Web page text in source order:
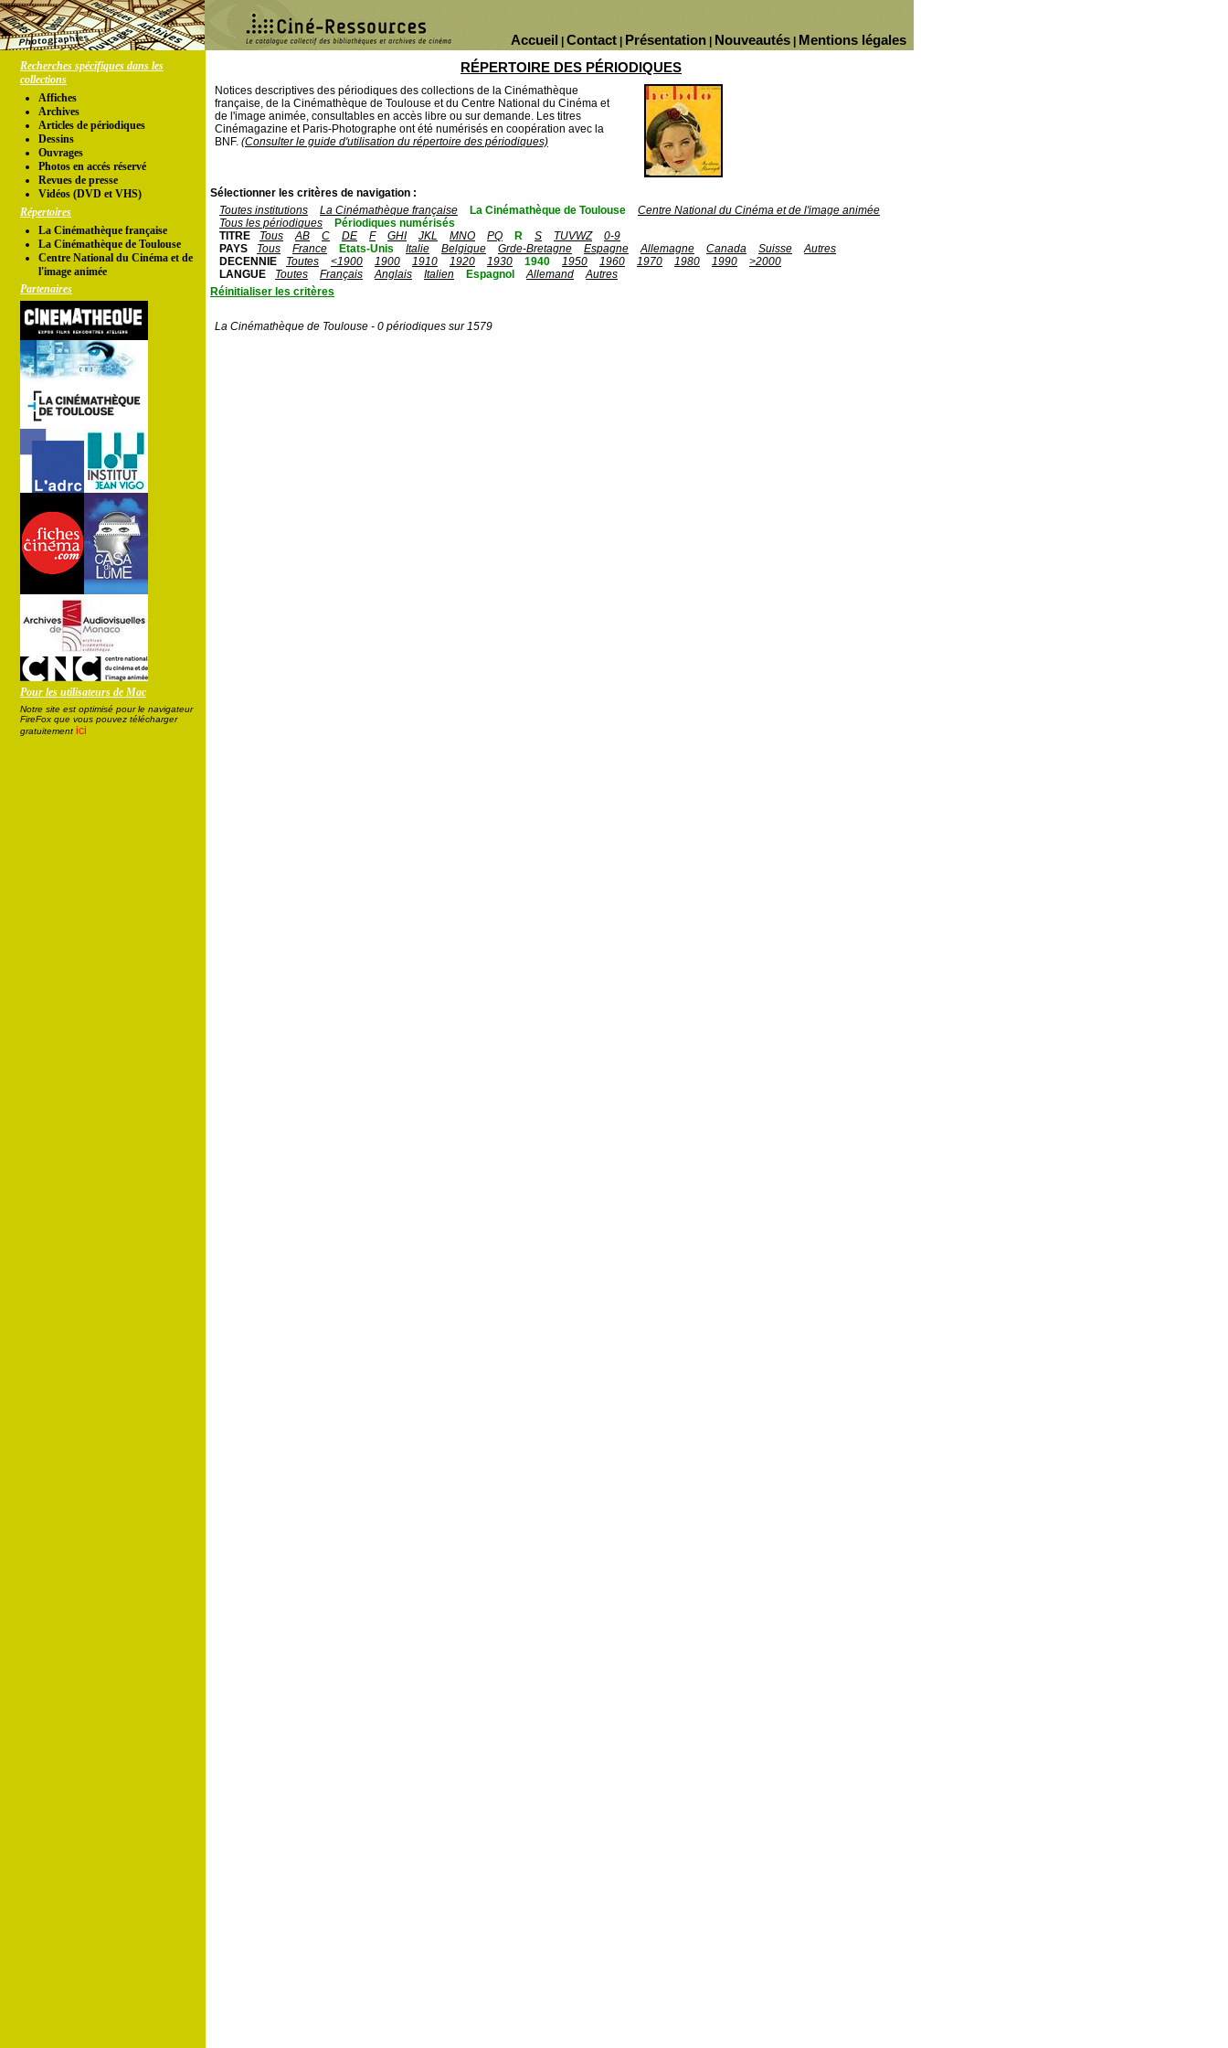
Mentions légales
Nouveautés
Présentation
Contact
Accueil
Recherches spécifiques dans les
collections
Affiches
Archives
Articles de périodiques
Dessins
Ouvrages
Photos en accés réservé
Revues de presse
Vidéos (DVD et VHS)
Répertoires
La Cinémathèque française
La Cinémathèque de Toulouse
Centre National du Cinéma et de
l'image animée
Partenaires
Pour les utilisateurs de Mac
Notre site est optimisé pour le navigateur
FireFox que vous pouvez télécharger
gratuitement ici
RÉPERTOIRE DES PÉRIODIQUES
Notices descriptives des périodiques des collections de la Cinémathèque
française, de la Cinémathèque de Toulouse et du Centre National du Cinéma et
de l'image animée, consultables en accès libre ou sur demande. Les titres
Cinémagazine et Paris-Photographe ont été numérisés en coopération avec la
BNF. (Consulter le guide d'utilisation du répertoire des périodiques)
Sélectionner les critères de navigation :
Toutes institutions
La Cinémathèque française La Cinémathèque de Toulouse
Centre National du Cinéma et de l'image animée
Tous les périodiques
Périodiques numérisés
TITRE
Tous AB C DE F GHI JKL MNO PQ R S TUVWZ
0-9
PAYS
Tous France Etats-Unis Italie Belgique Grde-Bretagne Espagne Allemagne Canada Suisse
Autres
DECENNIE
Toutes <1900 1900 1910 1920 1930 1940 1950 1960 1970 1980 1990
>2000
LANGUE
Toutes Français Anglais Italien Espagnol Allemand
Autres
Réinitialiser les critères
La Cinémathèque de Toulouse - 0 périodiques sur 1579